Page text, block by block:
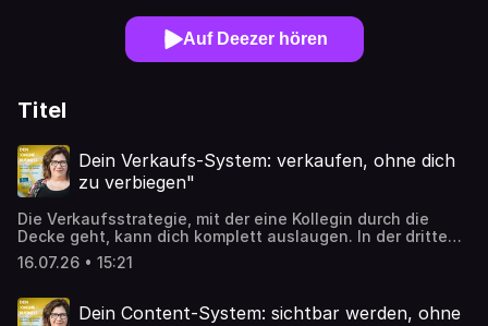
Auf Deezer hören
Titel
Dein Verkaufs-System: verkaufen, ohne dich
zu verbiegen"
Die Verkaufsstrategie, mit der eine Kollegin durch die
Decke geht, kann dich komplett auslaugen. In der dritten
Folge der System-Serie kommt das zweite grosse System:
dein Verkauf. Unangenehm ist Verkaufen nur, wenn es
Atmen. Ich zeige dir, warum Verkaufen ein Handwerk ist
16.07.26 • 15:21
Dein Content-System: sichtbar werden, ohne